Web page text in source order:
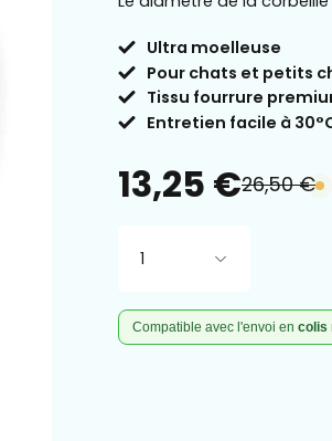
Ultra moelleuse
Pour chats et petits
Tissu fourrure
Entretien facile à
13,25 €26,50 €
1
Compatible avec l'envoi en colis